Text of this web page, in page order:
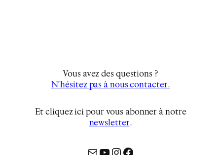
Vous avez des questions ?
N’hésitez pas à nous contacter.
Et cliquez ici pour vous abonner à notre
newsletter…
MailYouTube
Instagram
Facebook